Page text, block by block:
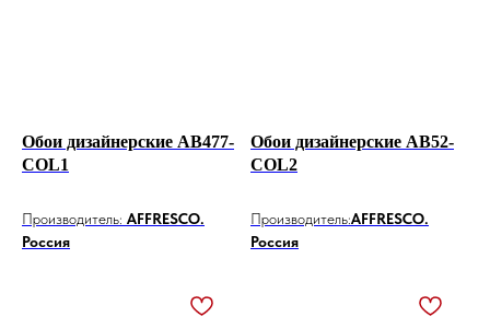
Обои дизайнерские AB477-
COL1
Производитель: AFFRESCO.
Россия
Обои дизайнерские AB52-
COL2
Производитель:AFFRESCO.
Россия